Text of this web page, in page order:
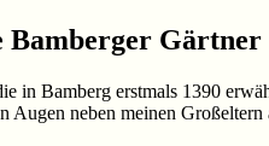
Bamberger Gärtner
in Bamberg erstmals 1390
Augen neben meinen